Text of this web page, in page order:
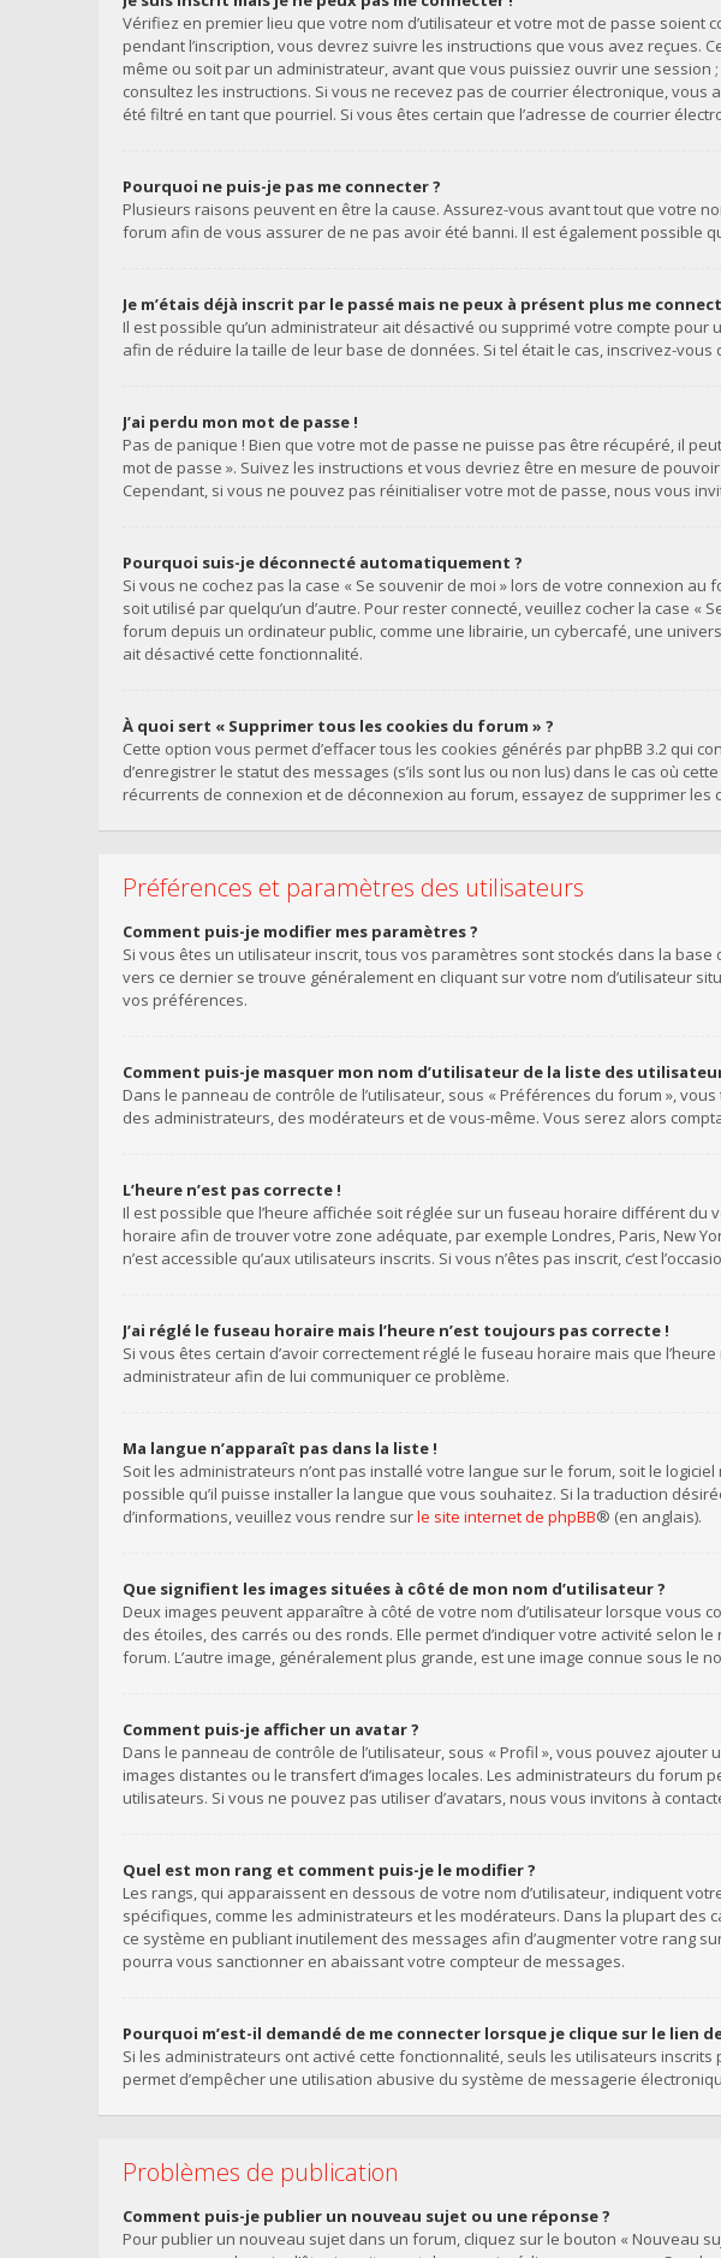
Vérifiez en premier lieu que votre nom d’utilisateur et votre mot de passe soient
pendant l’inscription, vous devrez suivre les instructions que vous avez
même ou soit par un administrateur, avant que vous puissiez ouvrir une
consultez les instructions. Si vous ne recevez pas de courrier électronique,
été filtré en tant que pourriel. Si vous êtes certain que l’adresse de courrier
Pourquoi ne puis-je pas me connecter ?
Plusieurs raisons peuvent en être la cause. Assurez-vous avant tout que votre
forum afin de vous assurer de ne pas avoir été banni. Il est également possible
Je m’étais déjà inscrit par le passé mais ne peux à présent plus me
Il est possible qu’un administrateur ait désactivé ou supprimé votre compte
afin de réduire la taille de leur base de données. Si tel était le cas, inscrivez-
J’ai perdu mon mot de passe !
Pas de panique ! Bien que votre mot de passe ne puisse pas être récupéré, il
mot de passe ». Suivez les instructions et vous devriez être en mesure de
Cependant, si vous ne pouvez pas réinitialiser votre mot de passe, nous vous
Pourquoi suis-je déconnecté automatiquement ?
Si vous ne cochez pas la case « Se souvenir de moi » lors de votre connexion
soit utilisé par quelqu’un d’autre. Pour rester connecté, veuillez cocher la case
forum depuis un ordinateur public, comme une librairie, un cybercafé, une
ait désactivé cette fonctionnalité.
À quoi sert « Supprimer tous les cookies du forum » ?
Cette option vous permet d’effacer tous les cookies générés par phpBB 3.2 qui
d’enregistrer le statut des messages (s’ils sont lus ou non lus) dans le cas où
récurrents de connexion et de déconnexion au forum, essayez de supprimer les
Préférences et paramètres des utilisateurs
Comment puis-je modifier mes paramètres ?
Si vous êtes un utilisateur inscrit, tous vos paramètres sont stockés dans la
vers ce dernier se trouve généralement en cliquant sur votre nom d’utilisateur
vos préférences.
Comment puis-je masquer mon nom d’utilisateur de la liste des
Dans le panneau de contrôle de l’utilisateur, sous « Préférences du forum »,
des administrateurs, des modérateurs et de vous-même. Vous serez alors
L’heure n’est pas correcte !
Il est possible que l’heure affichée soit réglée sur un fuseau horaire différent
horaire afin de trouver votre zone adéquate, par exemple Londres, Paris, New
n’est accessible qu’aux utilisateurs inscrits. Si vous n’êtes pas inscrit, c’est
J’ai réglé le fuseau horaire mais l’heure n’est toujours pas correcte !
Si vous êtes certain d’avoir correctement réglé le fuseau horaire mais que
administrateur afin de lui communiquer ce problème.
Ma langue n’apparaît pas dans la liste !
Soit les administrateurs n’ont pas installé votre langue sur le forum, soit le
possible qu’il puisse installer la langue que vous souhaitez. Si la traduction
d’informations, veuillez vous rendre surle site internet de phpBB® (en anglais).
Que signifient les images situées à côté de mon nom d’utilisateur ?
Deux images peuvent apparaître à côté de votre nom d’utilisateur lorsque vous
des étoiles, des carrés ou des ronds. Elle permet d’indiquer votre activité selon
forum. L’autre image, généralement plus grande, est une image connue sous le
Comment puis-je afficher un avatar ?
Dans le panneau de contrôle de l’utilisateur, sous « Profil », vous pouvez
images distantes ou le transfert d’images locales. Les administrateurs du
utilisateurs. Si vous ne pouvez pas utiliser d’avatars, nous vous invitons à
Quel est mon rang et comment puis-je le modifier ?
Les rangs, qui apparaissent en dessous de votre nom d’utilisateur, indiquent
spécifiques, comme les administrateurs et les modérateurs. Dans la plupart
ce système en publiant inutilement des messages afin d’augmenter votre rang
pourra vous sanctionner en abaissant votre compteur de messages.
Pourquoi m’est-il demandé de me connecter lorsque je clique sur le lien
Si les administrateurs ont activé cette fonctionnalité, seuls les utilisateurs
permet d’empêcher une utilisation abusive du système de messagerie
Problèmes de publication
Comment puis-je publier un nouveau sujet ou une réponse ?
Pour publier un nouveau sujet dans un forum, cliquez sur le bouton « Nouveau